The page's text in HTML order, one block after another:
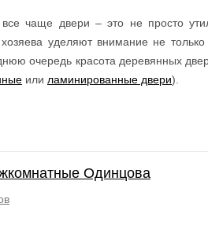
чаще двери – это не просто
уделяют внимание не
очередь красота деревянных
или ламинированные двери).
Одинцова